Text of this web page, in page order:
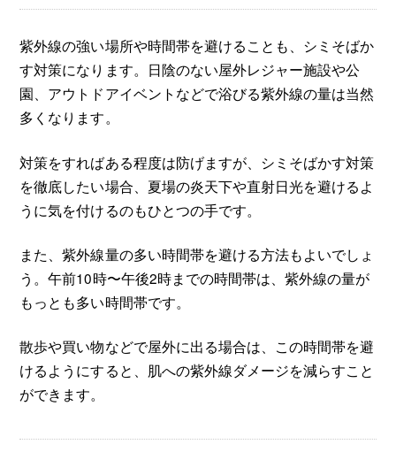
紫外線の強い場所や時間帯を避けることも、シミそばか
す対策になります。日陰のない屋外レジャー施設や公
園、アウトドアイベントなどで浴びる紫外線の量は当然
多くなります。
対策をすればある程度は防げますが、シミそばかす対策
を徹底したい場合、夏場の炎天下や直射日光を避けるよ
うに気を付けるのもひとつの手です。
また、紫外線量の多い時間帯を避ける方法もよいでしょ
う。午前10時〜午後2時までの時間帯は、紫外線の量が
もっとも多い時間帯です。
散歩や買い物などで屋外に出る場合は、この時間帯を避
けるようにすると、肌への紫外線ダメージを減らすこと
ができます。